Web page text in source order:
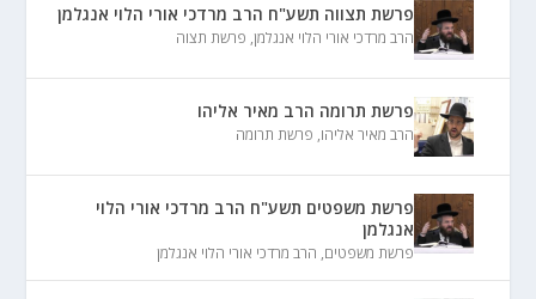
פרשת תצווה תשע"ח הרב מרדכי אורי הלוי אנגלמן
הרב מרדכי אורי הלוי אנגלמן, פרשת תצוה
פרשת תרומה הרב מאיר אליהו
הרב מאיר אליהו, פרשת תרומה
פרשת משפטים תשע"ח הרב מרדכי אורי הלוי
אנגלמן
פרשת משפטים, הרב מרדכי אורי הלוי אנגלמן